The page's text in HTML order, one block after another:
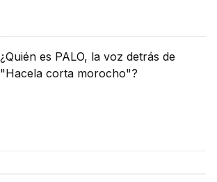
¿Quién es PALO, la voz detrás de
"Hacela corta morocho"?